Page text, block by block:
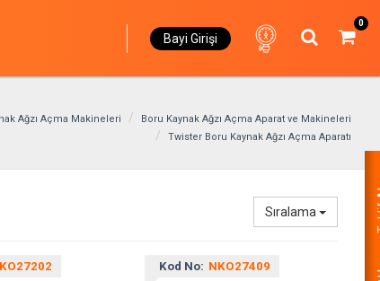
Bayi Girişi
0
Ağzı Açma Makineleri
Boru Kaynak Ağzı Açma Aparat ve Makineleri
Twister Boru Kaynak Ağzı Açma Aparatı
Sıralama
Kod No: NKO27409